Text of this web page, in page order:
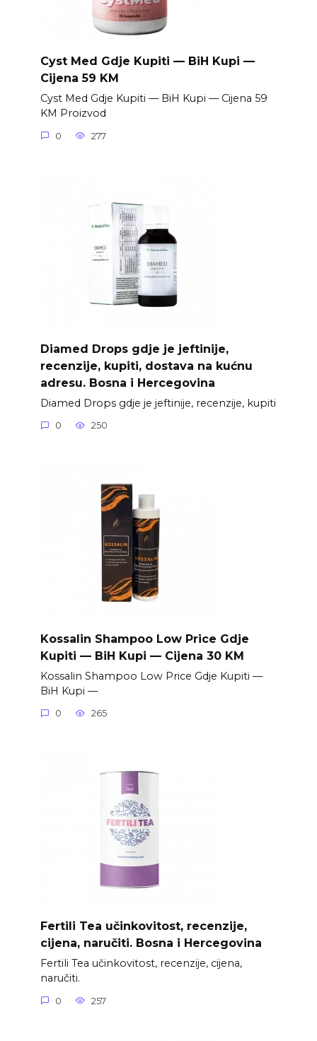
Cyst Med Gdje Kupiti — BiH Kupi —
Cijena 59 KM
Cyst Med Gdje Kupiti — BiH Kupi — Cijena 59
KM Proizvod
0 277
Diamed Drops gdje je jeftinije,
recenzije, kupiti, dostava na kućnu
adresu. Bosna i Hercegovina
Diamed Drops gdje je jeftinije, recenzije, kupiti
0 250
Kossalin Shampoo Low Price Gdje
Kupiti — BiH Kupi — Cijena 30 KM
Kossalin Shampoo Low Price Gdje Kupiti —
BiH Kupi —
0 265
Fertili Tea učinkovitost, recenzije,
cijena, naručiti. Bosna i Hercegovina
Fertili Tea učinkovitost, recenzije, cijena,
naručiti.
0 257